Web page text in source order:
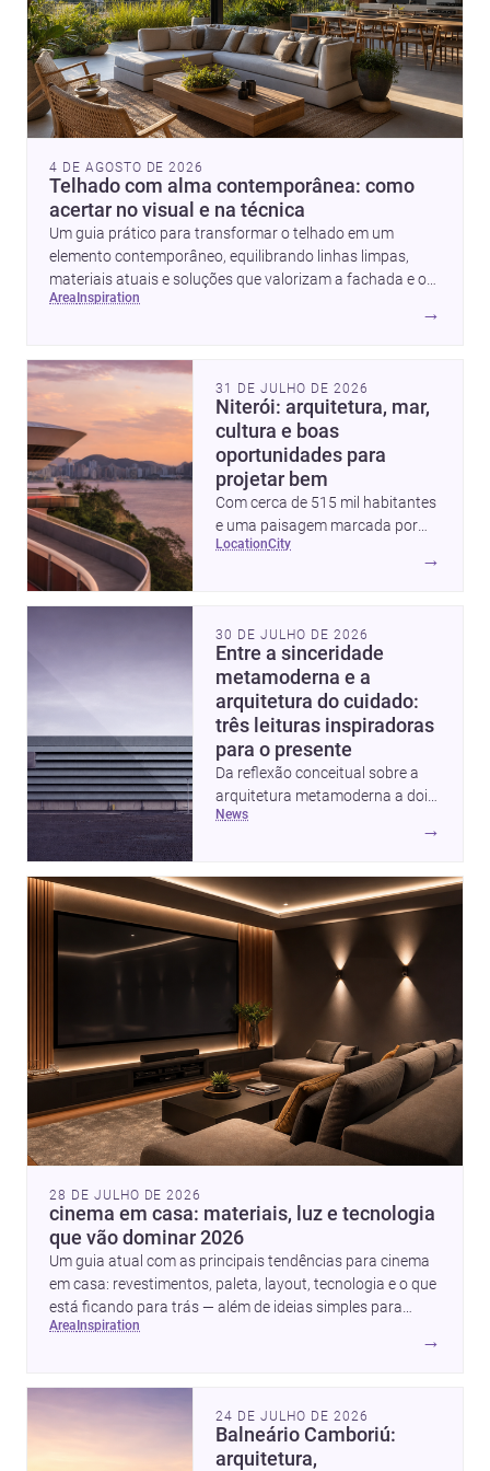
4 DE AGOSTO DE 2026
Telhado com alma contemporânea: como
acertar no visual e na técnica
Um guia prático para transformar o telhado em um
elemento contemporâneo, equilibrando linhas limpas,
materiais atuais e soluções que valorizam a fachada e o
conforto da casa.
area inspiration
→
31 DE JULHO DE 2026
Niterói: arquitetura, mar,
cultura e boas
oportunidades para
projetar bem
Com cerca de 515 mil habitantes
e uma paisagem marcada por
ícones como o Museu de Arte
Baía de Guanabara e um
mercado interessante para quem
quer construir, reformar ou
decorar.
location city
→
30 DE JULHO DE 2026
Entre a sinceridade
metamoderna e a
arquitetura do cuidado:
três leituras inspiradoras
para o presente
Da reflexão conceitual sobre a
arquitetura metamoderna a dois
projetos que colocam escala
humana, bem-estar e experiência
caminhos sensíveis para a
prática contemporânea. São
ideias que ajudam arquitetos a
pensar forma, uso e emoção
com mais profundidade.
news
→
28 DE JULHO DE 2026
cinema em casa: materiais, luz e tecnologia
que vão dominar 2026
Um guia atual com as principais tendências para cinema
em casa: revestimentos, paleta, layout, tecnologia e o que
está ficando para trás — além de ideias simples para
atualizar sem reforma completa.
area inspiration
→
24 DE JULHO DE 2026
Balneário Camboriú:
arquitetura,